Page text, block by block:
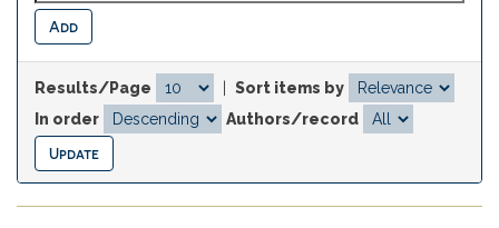
Results/Page
Sort items by
In order
Authors/record